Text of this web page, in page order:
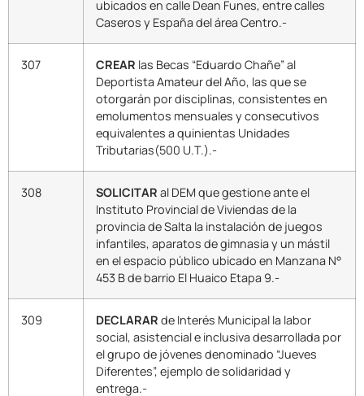
ubicados en calle Dean Funes, entre calles
Caseros y España del área Centro.-
307 CREAR las Becas “Eduardo Chañe” al
Deportista Amateur del Año, las que se
otorgarán por disciplinas, consistentes en
emolumentos mensuales y consecutivos
equivalentes a quinientas Unidades
Tributarias(500 U.T.).-
308 SOLICITAR al DEM que gestione ante el
Instituto Provincial de Viviendas de la
provincia de Salta la instalación de juegos
infantiles, aparatos de gimnasia y un mástil
en el espacio público ubicado en Manzana N°
453 B de barrio El Huaico Etapa 9.-
309 DECLARAR de Interés Municipal la labor
social, asistencial e inclusiva desarrollada por
el grupo de jóvenes denominado “Jueves
Diferentes”, ejemplo de solidaridad y
entrega.-